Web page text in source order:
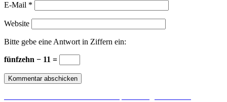
E-Mail *
Website
Bitte gebe eine Antwort in Ziffern ein:
fünfzehn − 11 =
Beitragsnavigation